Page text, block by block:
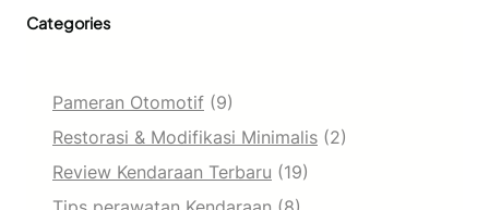
Categories
Pameran Otomotif (9)
Restorasi & Modifikasi Minimalis (2)
Review Kendaraan Terbaru (19)